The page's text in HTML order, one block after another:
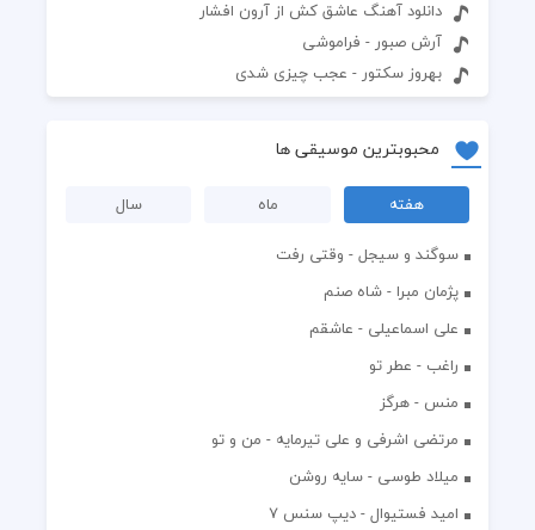
دانلود آهنگ عاشق کش از آرون افشار
آرش صبور - فراموشی
بهروز سکتور - عجب چیزی شدی
محبوبترین موسیقی ها
هفته ماه
سال
سوگند و سیجل - وقتی رفت
پژمان مبرا - شاه صنم
علی اسماعیلی - عاشقم
راغب - عطر تو
منس - هرگز
مرتضی اشرفی و علی تیرمایه - من و تو
میلاد طوسی - سایه روشن
اميد فستيوال - ديپ سنس ۷